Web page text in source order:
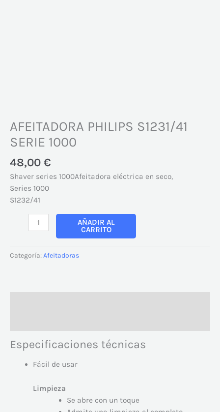
AFEITADORA PHILIPS S1231/41
SERIE 1000
48,00 €
Shaver series 1000Afeitadora eléctrica en seco,
Series 1000
S1232/41
AÑADIR AL
CARRITO
Categoría:Afeitadoras
Especificaciones técnicas
Fácil de usar
Limpieza
Se abre con un toque